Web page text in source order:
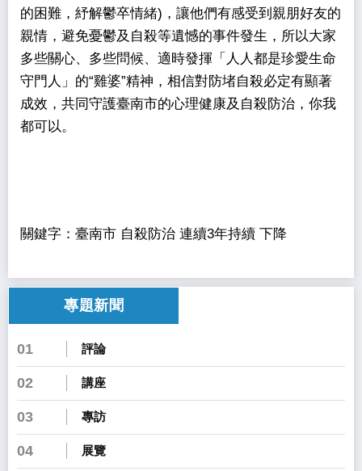
的困難，紓解鬱卒情緒)，讓他們有感受到親朋好友的
親情，避免憂鬱及自殺等遺憾的事件發生，所以大家
多些關心、多些問候、適時發揮「人人都是珍愛生命
守門人」的“雞婆”精神，相信對防堵自殺必定有顯著
成效，共同守護臺南市的心理健康及自殺防治，你我
都可以。
關鍵字：臺南市 自殺防治 連續3年持續 下降
專題新聞
01 評論
02 講座
03 專訪
04 展覽